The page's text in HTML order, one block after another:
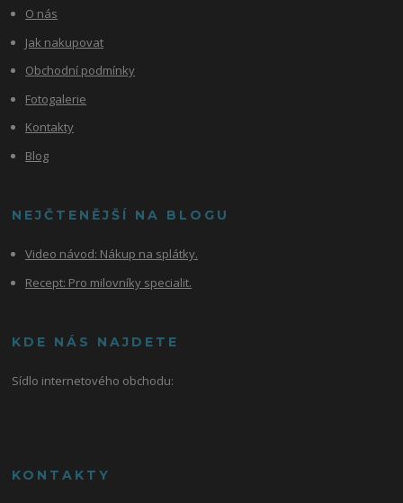
O nás
Jak nakupovat
Obchodní podmínky
Fotogalerie
Kontakty
Blog
NEJČTENĚJŠÍ NA BLOGU
Video návod: Nákup na splátky.
Recept: Pro milovníky specialit.
KDE NÁS NAJDETE
Sídlo internetového obchodu:
KONTAKTY